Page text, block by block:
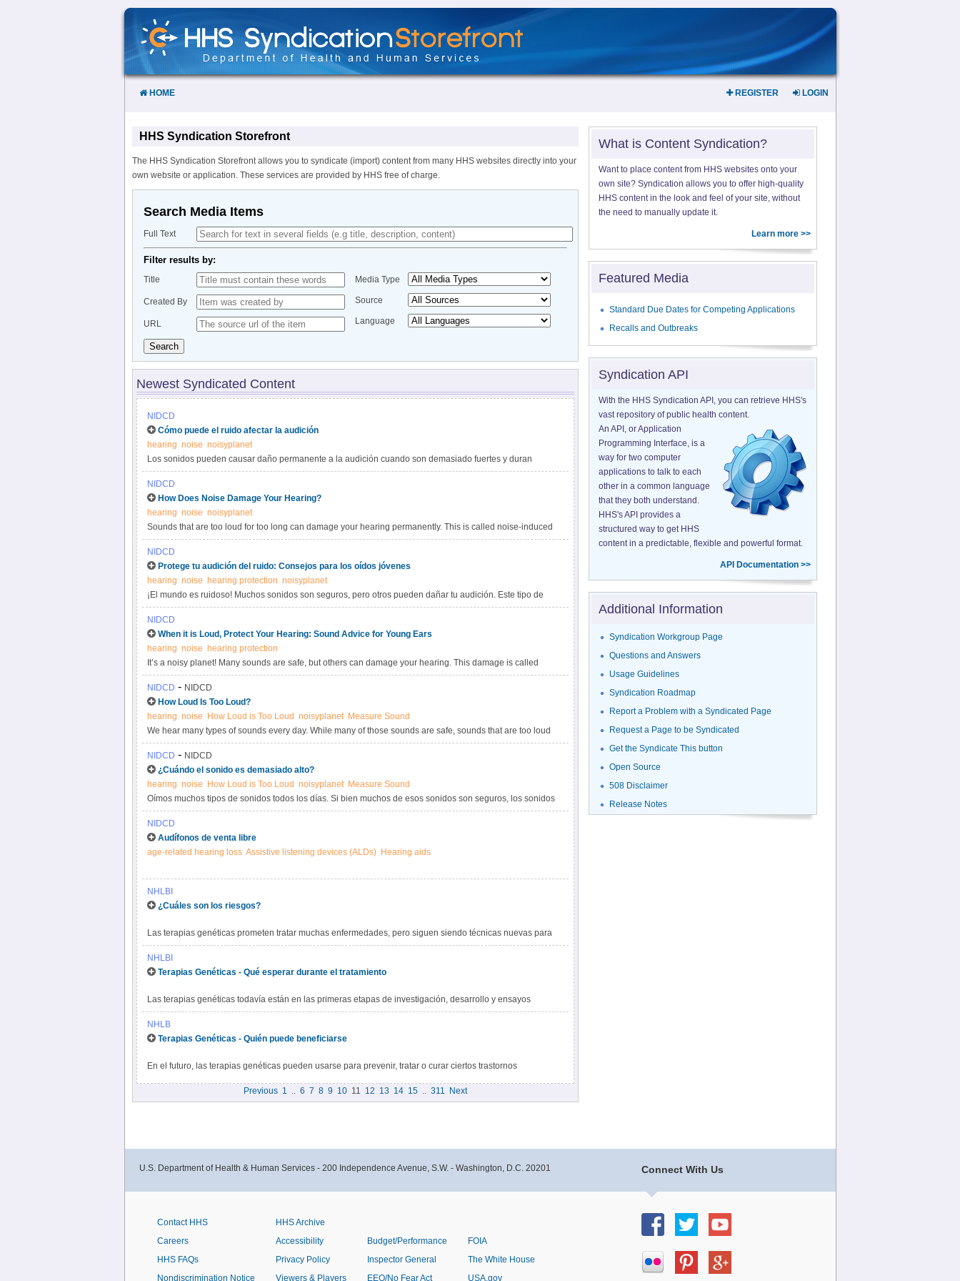
Skip
Content
HOME REGISTER LOGIN
HHS Syndication Storefront
The HHS Syndication Storefront allows you to syndicate (import) content from many HHS websites directly into your
own website or application. These services are provided by HHS free of charge.
Search Media Items
Full Text
Filter results by:
Title
Created By
URL
Media Type
Source
Language
Search
Newest Syndicated Content
NIDCD
Cómo puede el ruido afectar la audición
hearing noise noisyplanet
Los sonidos pueden causar daño permanente a la audición cuando son demasiado fuertes y duran
mucho tiempo. Esto se llama pérdida de audición inducida por el ruido (noise-induced hearing loss,
NIHL).
NIDCD
How Does Noise Damage Your Hearing?
hearing noise noisyplanet
Sounds that are too loud for too long can damage your hearing permanently. This is called noise-induced
hearing loss (NIHL). The louder the noise, the faster it can damage your hearing.
NIDCD
Protege tu audición del ruido: Consejos para los oídos jóvenes
hearing noise hearing protection noisyplanet
¡El mundo es ruidoso! Muchos sonidos son seguros, pero otros pueden dañar tu audición. Este tipo de
daño se llama pérdida de audición inducida por ruido.
NIDCD
When it is Loud, Protect Your Hearing: Sound Advice for Young Ears
hearing noise
hearing protection
It’s a noisy planet! Many sounds are safe, but others can damage your hearing. This damage is called
noise-induced hearing loss, or NIHL for short.
NIDCD - NIDCD
How Loud Is Too Loud?
hearing noise How Loud is Too Loud noisyplanet
Measure Sound
We hear many types of sounds every day. While many of those sounds are safe, sounds that are too loud
and last too long can permanently damage your hearing. The louder the sound, the more damage it can
cause to your hearing, and the faster this damage will occur. This damage is called noise-induced hearing
loss (NIHL).
NIDCD - NIDCD
¿Cuándo el sonido es demasiado alto?
hearing noise How Loud is Too Loud noisyplanet
Measure Sound
Oímos muchos tipos de sonidos todos los días. Si bien muchos de esos sonidos son seguros, los sonidos
que son demasiado fuertes y duran demasiado tiempo pueden dañar la audición de manera permanente.
Mientras más alto sea el sonido, mayor será el daño a la audición y más rápido podría ocurrir el daño.
Esto se llama pérdida de audición inducida por el ruido (noise-induced hearing loss, NIHL).
NIDCD
Audífonos de venta libre
age-related hearing loss Assistive listening devices (ALDs) Hearing aids
NHLBI
¿Cuáles son los riesgos?
Las terapias genéticas prometen tratar muchas enfermedades, pero siguen siendo técnicas nuevas para
el tratamiento y pueden tener riesgos. Los riesgos potenciales pueden incluir ciertos tipos de cáncer,
reacciones alérgicas o, si se trata de una inyección, puede producir daños a los órganos o tejidos.
NHLBI
Terapias Genéticas - Qué esperar durante el tratamiento
Las terapias genéticas todavía están en las primeras etapas de investigación, desarrollo y ensayos
clínicos. Sin embargo, los investigadores ya tienen bastante conocimiento sobre cómo pueden funcionar
como tratamiento. Por ejemplo, si participa en un ensayo clínico o recibe terapia genética en el futuro, el
tratamiento se puede proporcionarse de dos maneras. Las células pueden modificarse dentro de su
luego devolverlas. El método puede depender de su afección y qué órgano o tipos de células en su
cuerpo necesitan ser tratados.
NHLB
Terapias Genéticas - Quién puede beneficiarse
En el futuro, las terapias genéticas pueden usarse para prevenir, tratar o curar ciertos trastornos
la anemia de células falciformes. También se pueden usar para tratar cánceres o infecciones, incluido el
Previous 1 .. 6 7 8 9 10 11 12 13 14 15 .. 311 Next
What is Content Syndication?
Want to place content from HHS websites onto your
own site? Syndication allows you to offer high-quality
HHS content in the look and feel of your site, without
the need to manually update it.
Learn more >>
Featured Media
Standard Due Dates for Competing Applications
Recalls and Outbreaks
Syndication API
With the HHS Syndication API, you can retrieve HHS's
vast repository of public health content.
An API, or Application
Programming Interface, is a
way for two computer
applications to talk to each
other in a common language
that they both understand.
HHS's API provides a
structured way to get HHS
content in a predictable, flexible and powerful format.
API Documentation >>
Additional Information
Syndication Workgroup Page
Questions and Answers
Usage Guidelines
Syndication Roadmap
Report a Problem with a Syndicated Page
Request a Page to be Syndicated
Get the Syndicate This button
Open Source
508 Disclaimer
Release Notes
Connect With Us
U.S. Department of Health & Human Services - 200 Independence Avenue, S.W. - Washington, D.C. 20201
Contact HHS
Careers
HHS FAQs
Nondiscrimination Notice
HHS Archive
Accessibility
Privacy Policy
Viewers & Players
Budget/Performance
Inspector General
EEO/No Fear Act
FOIA
The White House
USA.gov